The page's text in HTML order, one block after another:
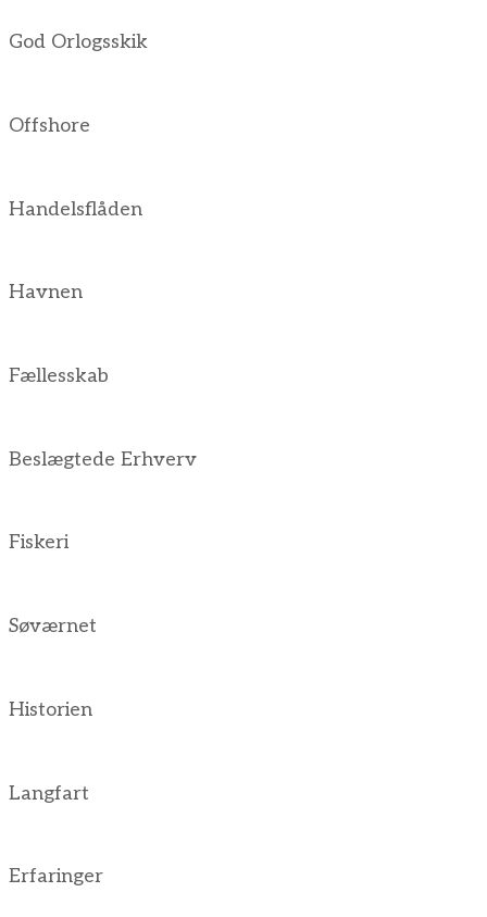
God Orlogsskik
Offshore
Handelsflåden
Havnen
Fællesskab
Beslægtede Erhverv
Fiskeri
Søværnet
Historien
Langfart
Erfaringer